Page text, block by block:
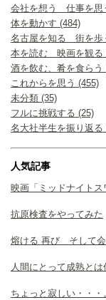
会社を想う 仕事を思
体を動かす (484)
名古屋を知る 街を歩
本を読む 映画を観る
酒を飲む、肴を食らう
これからを思う (455)
未分類 (35)
フルに挑戦する (25)
名大社半生を振り返る
人気記事
映画「ミッドナイトス
抗原検査をやってみた
熔ける 再び そして会
人間にとって成熟とは
ちょっと寂しい・・・